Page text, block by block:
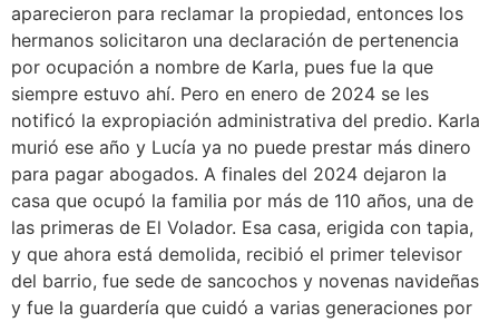
aparecieron para reclamar la propiedad, entonces los
hermanos solicitaron una declaración de pertenencia
por ocupación a nombre de Karla, pues fue la que
siempre estuvo ahí. Pero en enero de 2024 se les
notificó la expropiación administrativa del predio. Karla
murió ese año y Lucía ya no puede prestar más dinero
para pagar abogados. A finales del 2024 dejaron la
casa que ocupó la familia por más de 110 años, una de
las primeras de El Volador. Esa casa, erigida con tapia,
y que ahora está demolida, recibió el primer televisor
del barrio, fue sede de sancochos y novenas navideñas
y fue la guardería que cuidó a varias generaciones por